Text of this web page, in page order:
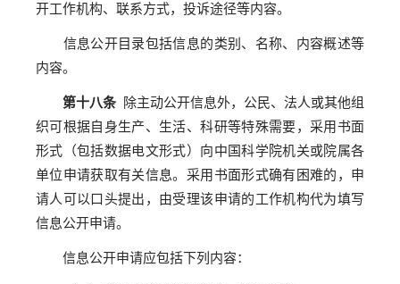
开工作机构、联系方式，投诉途径等内容。
信息公开目录包括信息的类别、名称、内容概述等
内容。
第十八条除主动公开信息外，公民、法人或其他组
织可根据自身生产、生活、科研等特殊需要，采用书面
形式（包括数据电文形式）向中国科学院机关或院属各
单位申请获取有关信息。采用书面形式确有困难的，申
请人可以口头提出，由受理该申请的工作机构代为填写
信息公开申请。
信息公开申请应包括下列内容：